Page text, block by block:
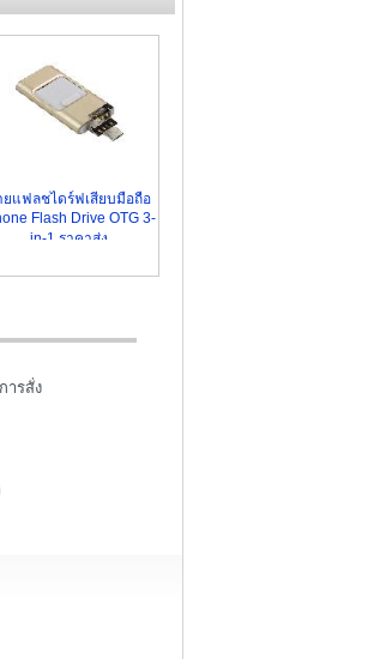
ยแฟลชไดร์ฟเสียบมือถือ
Flash Drive OTG 3-
in-1 ราคาส่ง
ารสั่ง